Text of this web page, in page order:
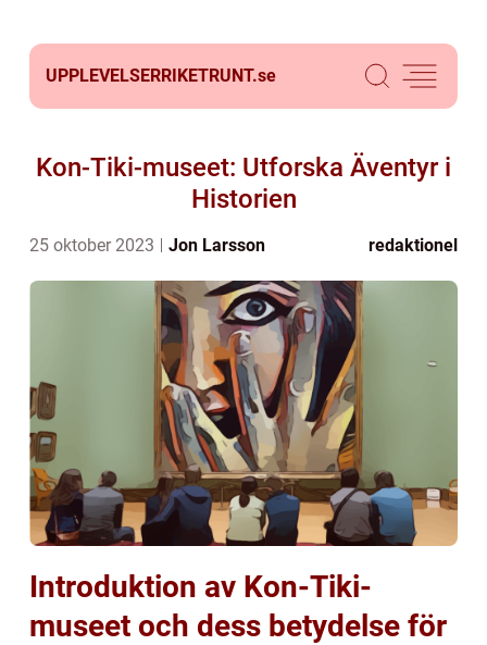
UPPLEVELSERRIKETRUNT.se
Kon-Tiki-museet: Utforska Äventyr i
Historien
25 oktober 2023 Jon Larsson redaktionel
Introduktion av Kon-Tiki-
museet och dess betydelse för